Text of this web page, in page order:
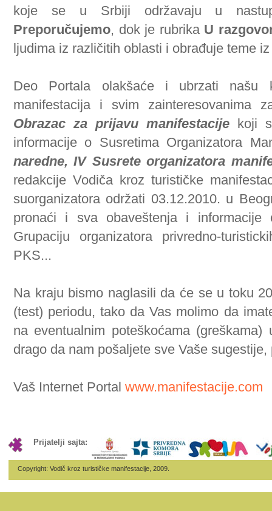
koje se u Srbiji održavaju u
Preporučujemo, dok je rubrika U
ljudima iz različitih oblasti i obrađuje teme
Deo Portala olakšaće i ubrzati našu
manifestacija i svim
Obrazac za prijavu manifestacije koji
informacije o Susretima Organizatora
naredne, IV Susrete organizatora
redakcije Vodiča kroz turističke
suorganizatora održati 03.12.2010. u
pronaći i sva obaveštenja i
Grupaciju organizatora privredno-
PKS...
Na kraju bismo naglasili da će se u toku
(test) periodu, tako da Vas molimo da
na eventualnim poteškoćama
drago da nam pošaljete sve Vaše
Vaš Internet Portal www.manifestacije.com
Copyright: Vodič kroz turističke manifestacije, 2009.
Prijatelji sajta: